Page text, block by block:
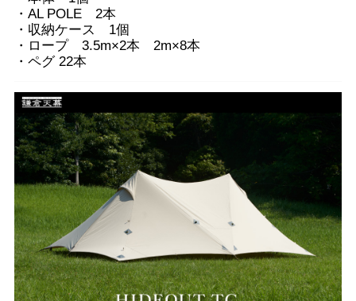
・AL POLE 2本
・収納ケース 1個
・ロープ 3.5m×2本 2m×8本
・ペグ 22本